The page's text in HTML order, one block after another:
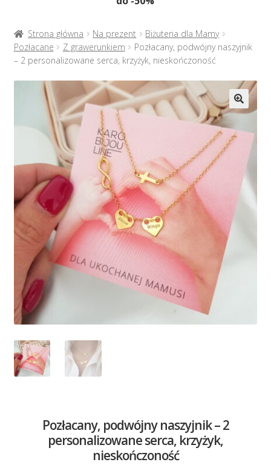
Bransoletki
menu
Na prezent
menu
Strona główna Na prezent
Biżuteria dla Mamy
Pozłacane
Z grawerunkiem
Pozłacany, podwójny naszyjnik
– 2 personalizowane serca, krzyżyk, nieskończoność
Pozłacany, podwójny naszyjnik – 2
personalizowane serca, krzyżyk,
nieskończoność